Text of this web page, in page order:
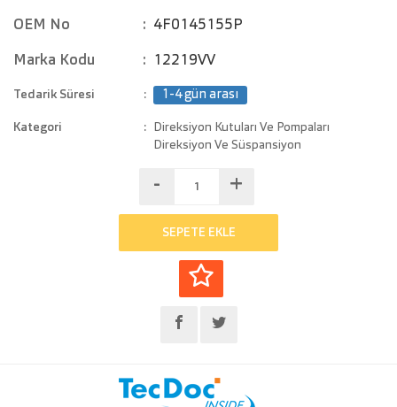
OEM No 4F0145155P
Marka Kodu 12219VV
Tedarik Süresi 1-4 gün arası
Kategori
Direksiyon Kutuları Ve Pompaları
Direksiyon Ve Süspansiyon
- +
SEPETE EKLE